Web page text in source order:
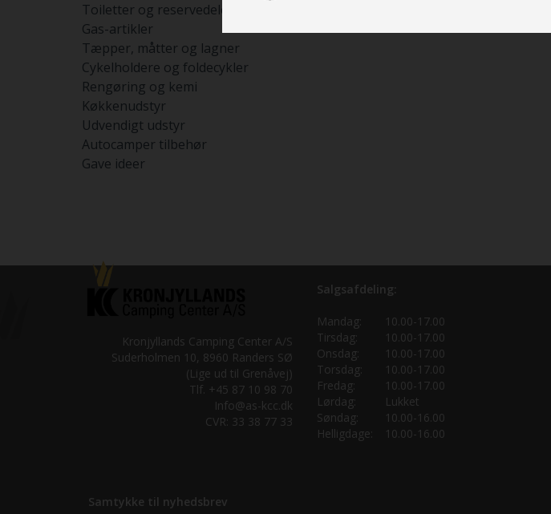
Toiletter og reservedele
Gas-artikler
Tæpper, måtter og lagner
Cykelholdere og foldecykler
Rengøring og kemi
Køkkenudstyr
Udvendigt udstyr
Autocamper tilbehør
Gave ideer
Kronjyllands Camping Center A/S
Suderholmen 10, 8960 Randers SØ
(Lige ud til Grenåvej)
Tlf. +45 87 10 98 70
Info@as-kcc.dk
CVR: 33 38 77 33
Samtykke til nyhedsbrev
Salgsafdeling:
Mandag:
10.00-17.00
Tirsdag:
10.00-17.00
Onsdag:
10.00-17.00
Torsdag:
10.00-17.00
Fredag:
10.00-17.00
Lørdag:
Lukket
Søndag:
10.00-16.00
Helligdage:
10.00-16.00